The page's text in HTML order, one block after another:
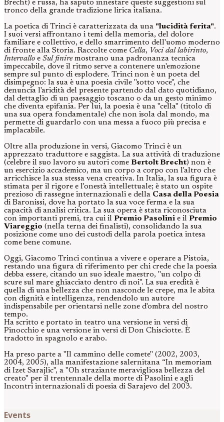
Brecht) e russa, ha saputo innestare queste suggestioni sul
tronco della grande tradizione lirica italiana.
La poetica di Trinci è caratterizzata da una "lucidità ferita".
I suoi versi affrontano i temi della memoria, del dolore
familiare e collettivo, e dello smarrimento dell'uomo moderno
di fronte alla Storia. Raccolte come Cella, Voci dal labirinto,
Intervallo e Sul finiremostrano una padronanza tecnica
impeccabile, dove il ritmo serve a contenere un'emozione
sempre sul punto di esplodere. Trinci non è un poeta del
disimpegno: la sua è una poesia civile "sotto voce", che
denuncia l'aridità del presente partendo dal dato quotidiano,
dal dettaglio di un paesaggio toscano o da un gesto minimo
che diventa epifania. Per lui, la poesia è una "cella" (titolo di
una sua opera fondamentale) che non isola dal mondo, ma
permette di guardarlo con una messa a fuoco più precisa e
implacabile.
Oltre alla produzione in versi, Giacomo Trinci è un
apprezzato traduttore e saggista. La sua attività di traduzione
(celebre il suo lavoro su autori come Bertolt Brecht) non è
un esercizio accademico, ma un corpo a corpo con l'altro che
arricchisce la sua stessa vena creativa. In Italia, la sua figura è
stimata per il rigore e l'onestà intellettuale; è stato un ospite
prezioso di rassegne internazionali e della Casa della Poesia
di Baronissi, dove ha portato la sua voce ferma e la sua
capacità di analisi critica. La sua opera è stata riconosciuta
con importanti premi, tra cui il Premio Pasolini e il Premio
Viareggio (nella terna dei finalisti), consolidando la sua
posizione come uno dei custodi della parola poetica intesa
come bene comune.
Oggi, Giacomo Trinci continua a vivere e operare a Pistoia,
restando una figura di riferimento per chi crede che la poesia
debba essere, citando un suo ideale maestro, "un colpo di
scure sul mare ghiacciato dentro di noi". La sua eredità è
quella di una bellezza che non nasconde le crepe, ma le abita
con dignità e intelligenza, rendendolo un autore
indispensabile per orientarsi nelle zone d'ombra del nostro
tempo.
Ha scritto e portato in teatro una versione in versi di
Pinocchio e una versione in versi di Don Chisciotte. È
tradotto in spagnolo e arabo.
Ha preso parte a "Il cammino delle comete" (2002, 2003,
2004, 2005), alla manifestazione salernitana “In memoriam
di Izet Sarajlic", a "Oh straziante meravigliosa bellezza del
creato" per il trentennale della morte di Pasolini e agli
Incontri internazionali di poesia di Sarajevo del 2003.
Events